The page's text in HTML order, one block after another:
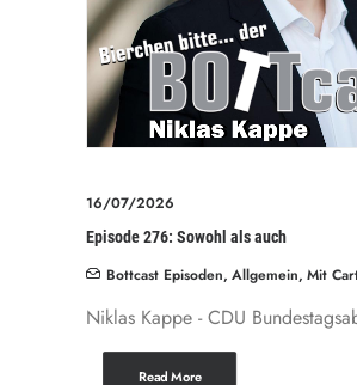
16/07/2026
Episode 276: Sowohl als auch
Bottcast Episoden, Allgemein, Mit
Niklas Kappe - CDU
Read More